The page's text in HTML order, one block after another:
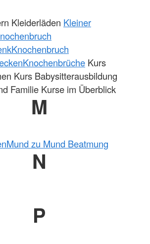
Kleiderläden Kleiner
Knochenbruch
Knochenbrüche Kurs
Kurs Babysitterausbildung
Familie Kurse im Überblick
M
Mund zu Mund Beatmung
N
P